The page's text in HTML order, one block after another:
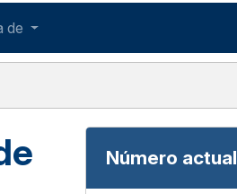
de
Número actual